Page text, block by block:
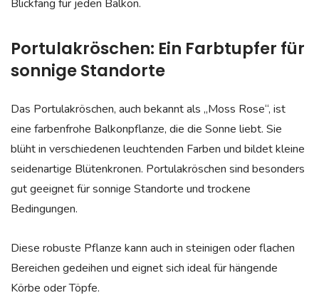
Blickfang für jeden Balkon.
Portulakröschen: Ein Farbtupfer für
sonnige Standorte
Das Portulakröschen, auch bekannt als „Moss Rose“, ist
eine farbenfrohe Balkonpflanze, die die Sonne liebt. Sie
blüht in verschiedenen leuchtenden Farben und bildet kleine
seidenartige Blütenkronen. Portulakröschen sind besonders
gut geeignet für sonnige Standorte und trockene
Bedingungen.
Diese robuste Pflanze kann auch in steinigen oder flachen
Bereichen gedeihen und eignet sich ideal für hängende
Körbe oder Töpfe.